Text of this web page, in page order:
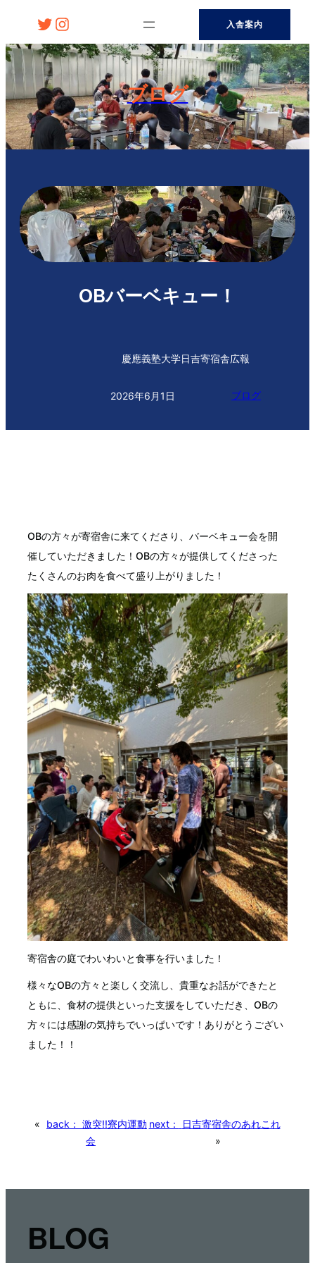
を
ス
キ
ッ
プ
Twitter Instagram 入舎案内
ブログ
OBバーベキュー！
慶應義塾大学日吉寄宿舎広報
2026年6月1日 ブログ
OBの方々が寄宿舎に来てくださり、バーベキュー会を開
催していただきました！OBの方々が提供してくださった
たくさんのお肉を食べて盛り上がりました！
寄宿舎の庭でわいわいと食事を行いました！
様々なOBの方々と楽しく交流し、貴重なお話ができたと
ともに、食材の提供といった支援をしていただき、OBの
方々には感謝の気持ちでいっぱいです！ありがとうござい
ました！！
« back： 激突!!寮内運動
会
next：
日吉寄宿舎のあれこれ
»
BLOG